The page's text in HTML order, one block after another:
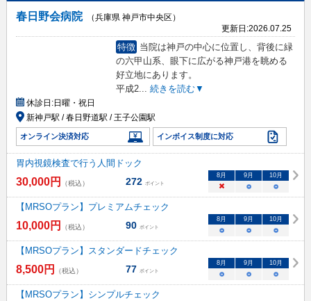
春日野会病院
（兵庫県 神戸市中央区）
更新日:2026.07.25
特徴 当院は神戸の中心に位置し、背後に緑
の六甲山系、眼下に広がる神戸港を眺める
好立地にあります。
平成2... 続きを読む▼
休診日:日曜・祝日
新神戸駅 / 春日野道駅 / 王子公園駅
オンライン決済対応 インボイス制度に対応
胃内視鏡検査で行う人間ドック
30,000円 （税込） 272 ポイント
8月 9月 10月
× ○ ○
【MRSOプラン】プレミアムチェック
10,000円 （税込） 90 ポイント
8月 9月 10月
○ ○ ○
【MRSOプラン】スタンダードチェック
8,500円 （税込） 77 ポイント
8月 9月 10月
○ ○ ○
【MRSOプラン】シンプルチェック